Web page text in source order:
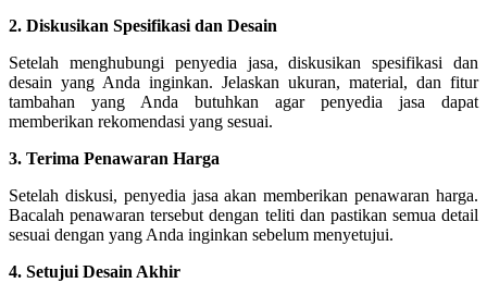
2. Diskusikan Spesifikasi dan Desain
Setelah menghubungi penyedia jasa, diskusikan spesifikasi dan
desain yang Anda inginkan. Jelaskan ukuran, material, dan fitur
tambahan yang Anda butuhkan agar penyedia jasa dapat
memberikan rekomendasi yang sesuai.
3. Terima Penawaran Harga
Setelah diskusi, penyedia jasa akan memberikan penawaran harga.
Bacalah penawaran tersebut dengan teliti dan pastikan semua detail
sesuai dengan yang Anda inginkan sebelum menyetujui.
4. Setujui Desain Akhir